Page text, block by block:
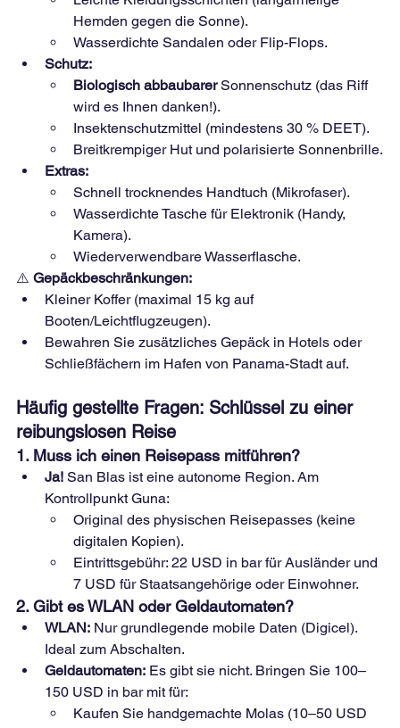
Hemden gegen die Sonne).
Wasserdichte Sandalen oder Flip-Flops.
Schutz:
Biologisch abbaubarer Sonnenschutz (das Riff
wird es Ihnen danken!).
Insektenschutzmittel (mindestens 30 % DEET).
Breitkrempiger Hut und polarisierte Sonnenbrille.
Extras:
Schnell trocknendes Handtuch (Mikrofaser).
Wasserdichte Tasche für Elektronik (Handy,
Kamera).
Wiederverwendbare Wasserflasche.
⚠️ Gepäckbeschränkungen:
Kleiner Koffer (maximal 15 kg auf
Booten/Leichtflugzeugen).
Bewahren Sie zusätzliches Gepäck in Hotels oder
Schließfächern im Hafen von Panama-Stadt auf.
Häufig gestellte Fragen: Schlüssel zu einer
reibungslosen Reise
1. Muss ich einen Reisepass mitführen?
Ja! San Blas ist eine autonome Region. Am
Kontrollpunkt Guna:
Original des physischen Reisepasses (keine
digitalen Kopien).
Eintrittsgebühr: 22 USD in bar für Ausländer und
7 USD für Staatsangehörige oder Einwohner.
2. Gibt es WLAN oder Geldautomaten?
WLAN: Nur grundlegende mobile Daten (Digicel).
Ideal zum Abschalten.
Geldautomaten: Es gibt sie nicht. Bringen Sie 100–
150 USD in bar mit für:
Kaufen Sie handgemachte Molas (10–50 USD